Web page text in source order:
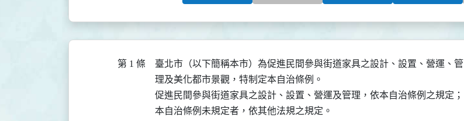
第 1 條
臺北市（以下簡稱本市）為促進民間參與街道家具之設計、設置、營運、管
理及美化都市景觀，特制定本自治條例。
促進民間參與街道家具之設計、設置、營運及管理，依本自治條例之規定；
本自治條例未規定者，依其他法規之規定。